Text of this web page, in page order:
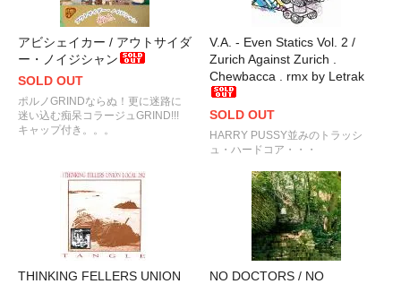
アビシェイカー / アウトサイダ
ー・ノイジシャン
SOLD OUT
ポルノGRINDならぬ！更に迷路に
迷い込む痴呆コラージュGRIND!!!
キャップ付き。。。
V.A. - Even Statics Vol. 2 /
Zurich Against Zurich .
Chewbacca . rmx by Letrak
SOLD OUT
HARRY PUSSY並みのトラッシ
ュ・ハードコア・・・
THINKING FELLERS UNION
NO DOCTORS / NO